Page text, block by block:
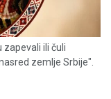
zapevali ili čuli
zemlje Srbije".